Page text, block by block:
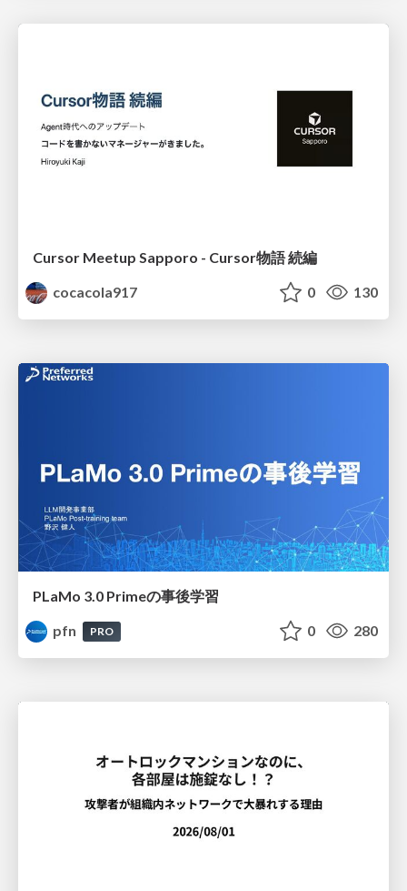
Cursor Meetup Sapporo - Cursor物語 続編
cocacola917
0 130
PLaMo 3.0 Primeの事後学習
pfn
PRO 0 280